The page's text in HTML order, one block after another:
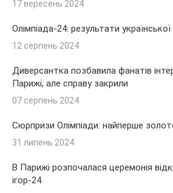
17 вересень 2024
Олімпіада-24: результати української
12 серпень 2024
Диверсантка позбавила фанатів
Парижі, але справу закрили
07 серпень 2024
Сюрпризи Олімпіади: найперше
31 липень 2024
В Парижі розпочалася церемонія
ігор-24